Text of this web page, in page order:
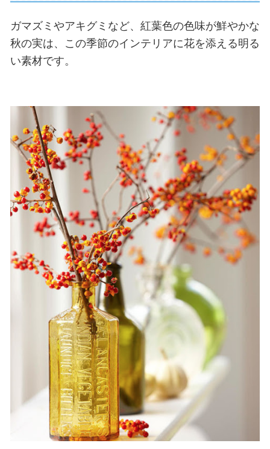
ガマズミやアキグミなど、紅葉色の色味が鮮やかな
秋の実は、この季節のインテリアに花を添える明る
い素材です。